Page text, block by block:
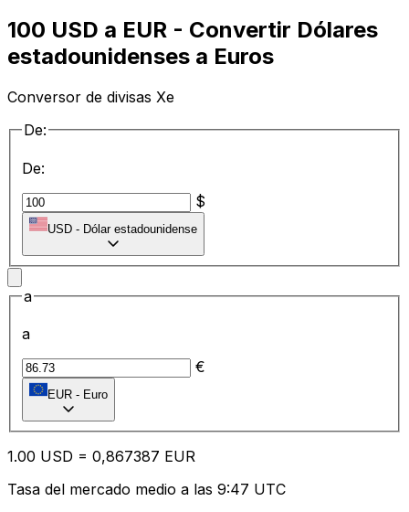
100 USD a EUR - Convertir Dólares
estadounidenses a Euros
Conversor de divisas Xe
De:
De:
$
USD - Dólar estadounidense
a
a
€
EUR - Euro
1.00 USD = 0,867387 EUR
Tasa del mercado medio a las 9:47 UTC